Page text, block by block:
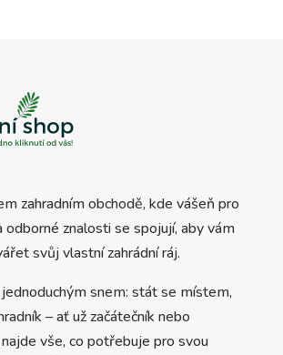
zahradním obchodě, kde vášeň pro
odborné znalosti se spojují, aby vám
svůj vlastní zahrádní ráj.
snem: stát se místem,
– ať už začátečník nebo
vše, co potřebuje pro svou